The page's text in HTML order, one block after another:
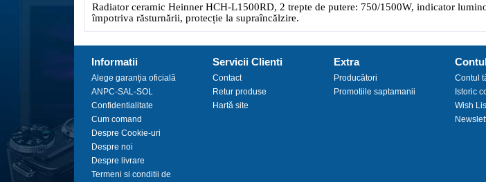
Radiator ceramic Heinner HCH-L1500RD, 2 trepte de putere: 750/1500W, indicator
împotriva răsturnării, protecție la supraîncălzire.
Informatii
Alege garanția oficială
ANPC-SAL-SOL
Confidentialitate
Cum comand
Despre Cookie-uri
Despre noi
Despre livrare
Termeni si conditii de
Servicii Clienti
Contact
Retur produse
Hartă site
Extra
Producători
Promotiile saptamanii
Contul
Istoric
Wish